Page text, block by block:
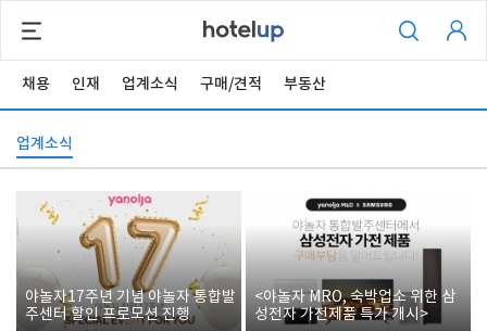
채용 인재 업계소식 구매/견적 부동산
업계소식
야놀자17주년 기념 야놀자 통합발
주센터 할인 프로모션 진행
<야놀자 MRO, 숙박업소 위한 삼
성전자 가전제품 특가 개시>